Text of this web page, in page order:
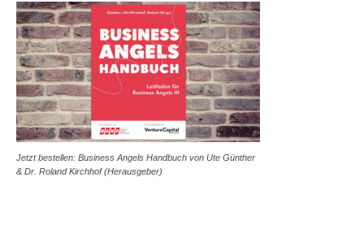
Jetzt bestellen: Business Angels Handbuch von Ute Günther
& Dr. Roland Kirchhof (Herausgeber)